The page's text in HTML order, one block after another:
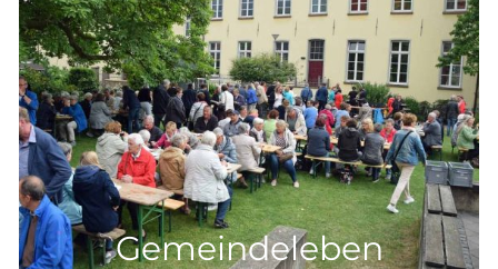
Gemeindeleben